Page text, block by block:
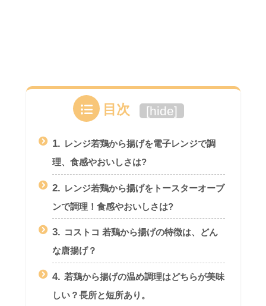
目次 [hide]
1. レンジ若鶏から揚げを電子レンジで調
理、食感やおいしさは?
2. レンジ若鶏から揚げをトースターオーブ
ンで調理！食感やおいしさは?
3. コストコ 若鶏から揚げの特徴は、どん
な唐揚げ？
4. 若鶏から揚げの温め調理はどちらが美味
しい？長所と短所あり。